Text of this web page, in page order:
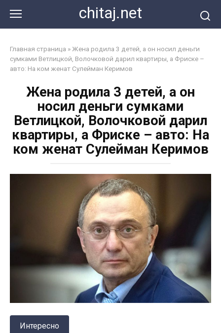
контенту
chitaj.net
Главная страница » Жена родила 3 детей, а он носил деньги
сумками Ветлицкой, Волочковой дарил квартиры, а Фриске –
авто: На ком женат Сулейман Керимов
Жена родила 3 детей, а он
носил деньги сумками
Ветлицкой, Волочковой дарил
квартиры, а Фриске – авто: На
ком женат Сулейман Керимов
Интересно